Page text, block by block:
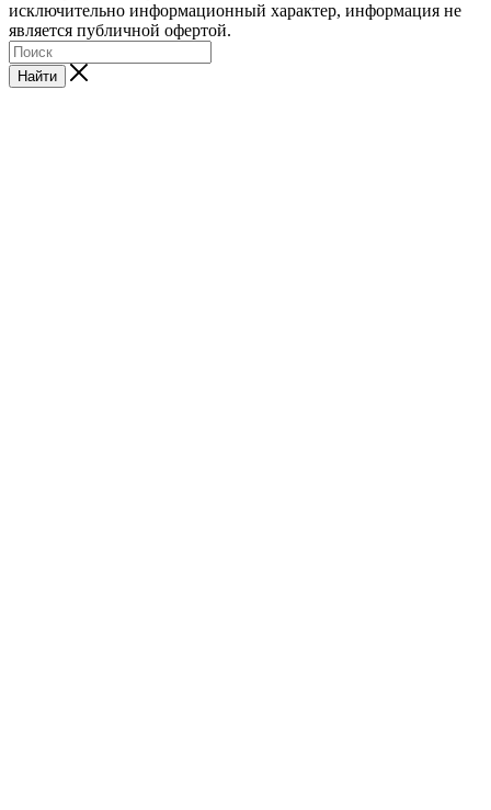
исключительно информационный характер, информация не
является публичной офертой.
Найти